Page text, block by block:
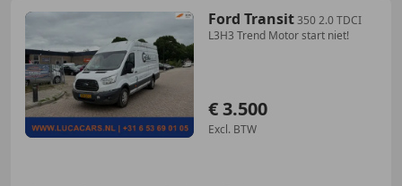
Ford Transit350 2.0 TDCI
L3H3 Trend Motor start niet!
€ 3.500
Excl. BTW